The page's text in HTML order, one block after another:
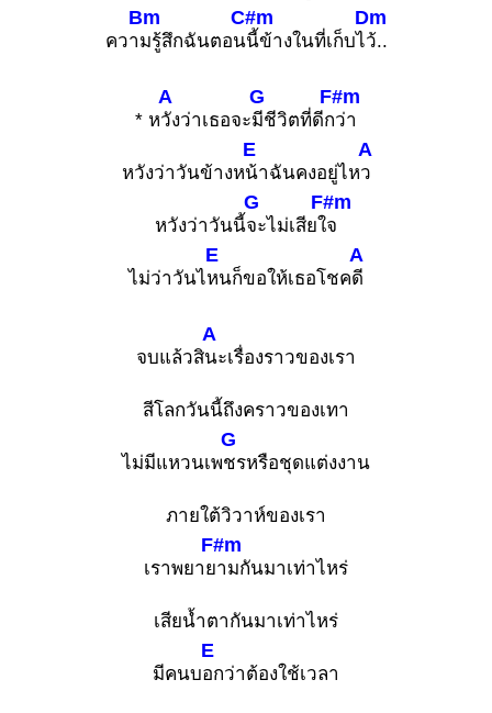
ควา
Bm
มรู้สึกฉันตอน
C#m
นี้ข้างในที่เก็บไ
Dm
ว้..
* ห
A
วังว่าเธอจะ
G
มีชีวิตที่ดีก
F#m
ว่า
หวังว่าวันข้างห
E
น้าฉันคงอยู่ไห
A
ว
หวังว่าวันนี้
G
จะไม่เสียใ
F#m
จ
ไม่ว่าวันไ
E
หนก็ขอให้เธอโชค
A
ดี
จบแล้วสิ
A
นะเรื่องราวของเรา
สีโลกวันนี้ถึงคราวของเทา
ไม่มีแหวนเพ
G
ชรหรือชุดแต่งงาน
ภายใต้วิวาห์ของเรา
เราพยาย
F#m
ามกันมาเท่าไหร่
เสียน้ำตากันมาเท่าไหร่
มีคนบ
E
อกว่าต้องใช้เวลา